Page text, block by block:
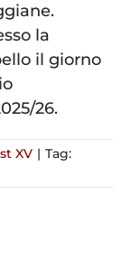
la
il giorno
26.
XV | Tag: